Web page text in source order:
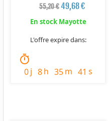
55,20 € 49,68 €
En stock Mayotte
L'offre expire dans:
timer
0j 8h 35m 39 s